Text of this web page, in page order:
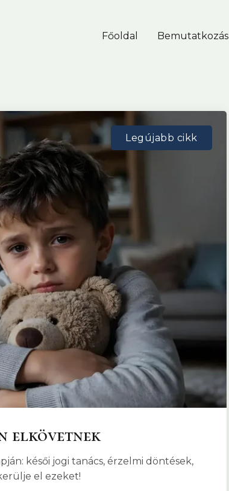
Főoldal Bemutatkozás
Legújabb cikk
elkövetnek
késői jogi tanács, érzelmi döntések,
el ezeket!